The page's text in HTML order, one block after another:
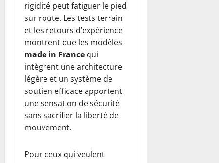
rigidité peut fatiguer le pied
sur route. Les tests terrain
et les retours d’expérience
montrent que les modèles
made in France qui
intègrent une architecture
légère et un système de
soutien efficace apportent
une sensation de sécurité
sans sacrifier la liberté de
mouvement.
Pour ceux qui veulent